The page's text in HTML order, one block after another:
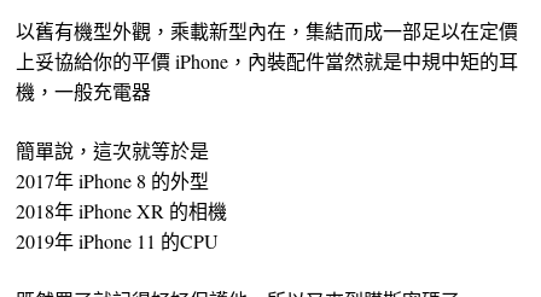
以舊有機型外觀，乘載新型內在，集結而成一部足以在定價
上妥協給你的平價 iPhone，內裝配件當然就是中規中矩的耳
機，一般充電器
簡單說，這次就等於是
2017年 iPhone 8 的外型
2018年 iPhone XR 的相機
2019年 iPhone 11 的CPU